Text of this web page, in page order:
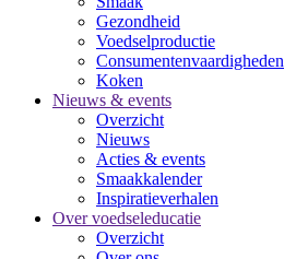
Gezondheid
Voedselproductie
Consumentenvaardigheden
Koken
Nieuws & events
Overzicht
Nieuws
Acties & events
Smaakkalender
Inspiratieverhalen
Over voedseleducatie
Overzicht